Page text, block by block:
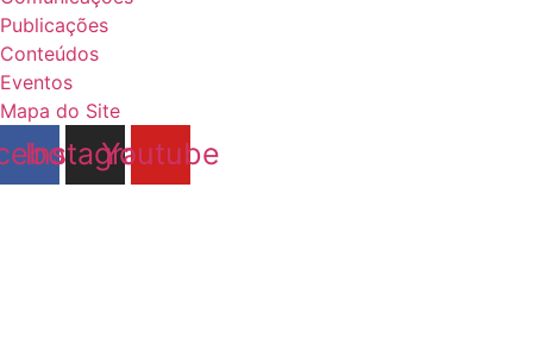
Publicações
Conteúdos
Eventos
Mapa do Site
Instagram
Youtube